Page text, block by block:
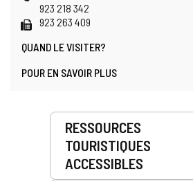
électronique
923 218 342
Fax 923 263 409
QUAND LEVISITER?
POUR EN SAVOIR PLUS
Prestations
RESSOURCES
TOURISTIQUES
ACCESSIBLES